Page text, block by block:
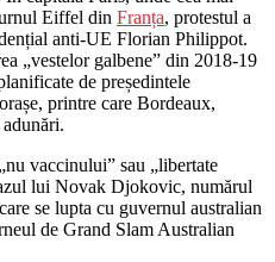
Eiffel din Franța, protestul a
anti-UE Florian Philippot.
„vestelor galbene” din 2018-19
de președintele
printre care Bordeaux,
vaccinului” sau „libertate
lui Novak Djokovic, numărul
se lupta cu guvernul australian
de Grand Slam Australian